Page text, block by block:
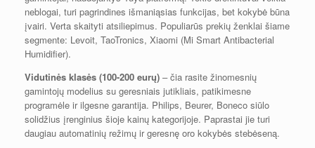
neblogai, turi pagrindines išmaniąsias funkcijas, bet kokybė būna
įvairi. Verta skaityti atsiliepimus. Populiarūs prekių ženklai šiame
segmente: Levoit, TaoTronics, Xiaomi (Mi Smart Antibacterial
Humidifier).
Vidutinės klasės (100-200 eurų) – čia rasite žinomesnių
gamintojų modelius su geresniais jutikliais, patikimesne
programėle ir ilgesne garantija. Philips, Beurer, Boneco siūlo
solidžius įrenginius šioje kainų kategorijoje. Paprastai jie turi
daugiau automatinių režimų ir geresnę oro kokybės stebėseną.